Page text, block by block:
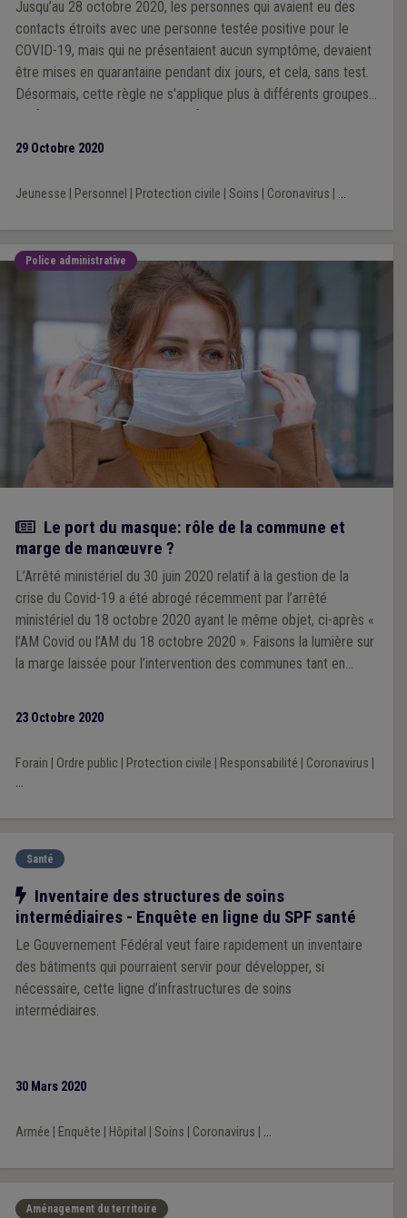
Jusqu’au 28 octobre 2020, les personnes qui avaient eu des
contacts étroits avec une personne testée positive pour le
COVID-19, mais qui ne présentaient aucun symptôme, devaient
être mises en quarantaine pendant dix jours, et cela, sans test.
Désormais, cette règle ne s'applique plus à différents groupes
29 Octobre 2020
Jeunesse Personnel Protection civile Soins Coronavirus ...
Police administrative
Actualité
Le port du masque: rôle de la commune et
marge de manœuvre ?
L’Arrêté ministériel du 30 juin 2020 relatif à la gestion de la
crise du Covid-19 a été abrogé récemment par l’arrêté
ministériel du 18 octobre 2020 ayant le même objet, ci-après «
l’AM Covid ou l’AM du 18 octobre 2020 ». Faisons la lumière sur
la marge laissée pour l’intervention des communes tant en
23 Octobre 2020
Forain Ordre public Protection civile Responsabilité Coronavirus
...
Santé
Notre action
Inventaire des structures de soins
intermédiaires - Enquête en ligne du SPF santé
Le Gouvernement Fédéral veut faire rapidement un inventaire
des bâtiments qui pourraient servir pour développer, si
nécessaire, cette ligne d’infrastructures de soins
intermédiaires.
30 Mars 2020
Armée Enquête Hôpital Soins Coronavirus ...
Aménagement du territoire